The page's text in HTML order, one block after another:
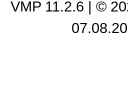
VMP 11.2.6 | ©